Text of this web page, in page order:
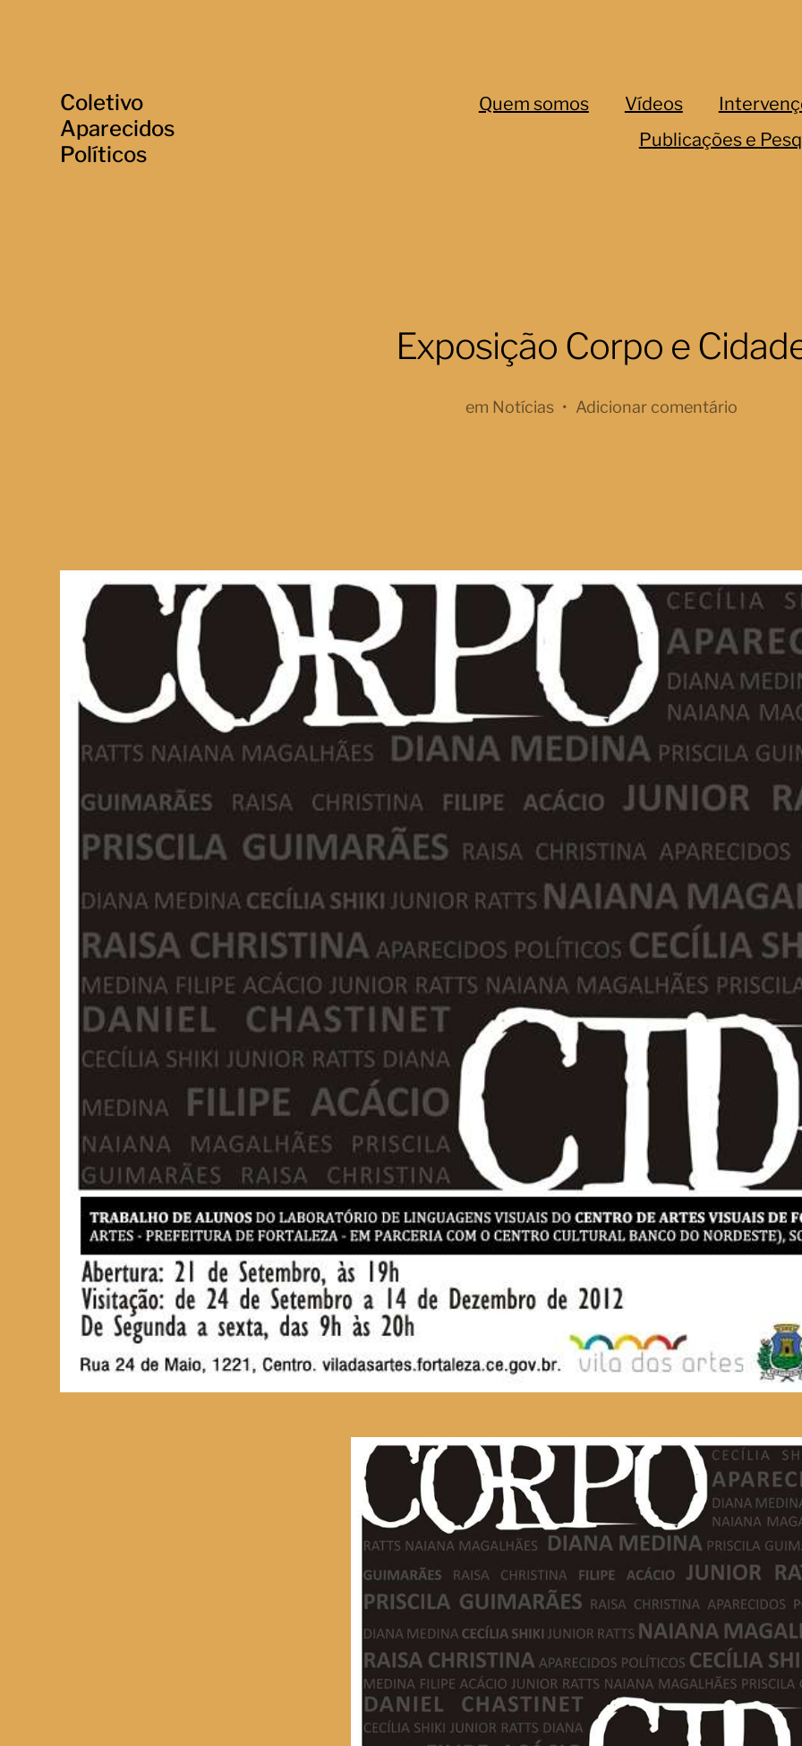
Coletivo
Aparecidos
Políticos
Quem somos Vídeos
Publicações e
Exposição Corpo e
em Notícias • Adicionar comentário